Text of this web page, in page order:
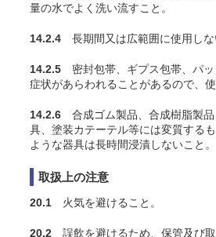
量の水でよく洗い流すこと。
14.2.4 長期間又は広範囲に使用しな
14.2.5 密封包帯、ギプス包帯、パ
症状があらわれることがあるので、使
14.2.6 合成ゴム製品、合成樹脂製
具、塗装カテーテル等には変質する
ような器具は長時間浸漬しないこと。
取扱上の注意
20.1 火気を避けること。
20.2 誤飲を避けるため、保管及び